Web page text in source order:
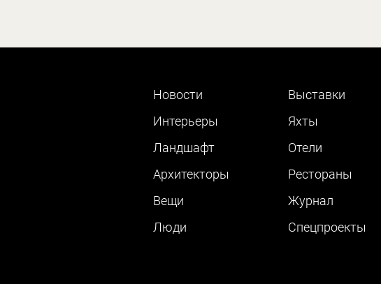
Новости
Интерьеры
Ландшафт
Архитекторы
Вещи
Люди
Выставки
Яхты
Отели
Рестораны
Журнал
Cпецпроекты